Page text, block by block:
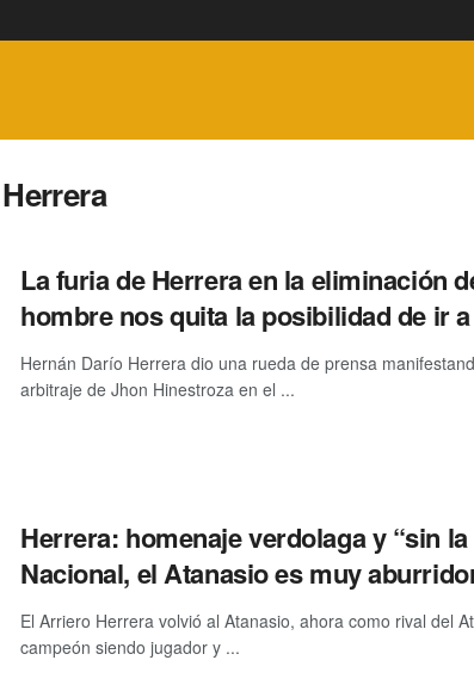
La furia de Herrera en la eliminación
hombre nos quita la posibilidad de ir
Hernán Darío Herrera dio una rueda de prensa
arbitraje de Jhon Hinestroza en el ...
Herrera: homenaje verdolaga y “sin
Nacional, el Atanasio es muy
El Arriero Herrera volvió al Atanasio, ahora como rival del
campeón siendo jugador y ...